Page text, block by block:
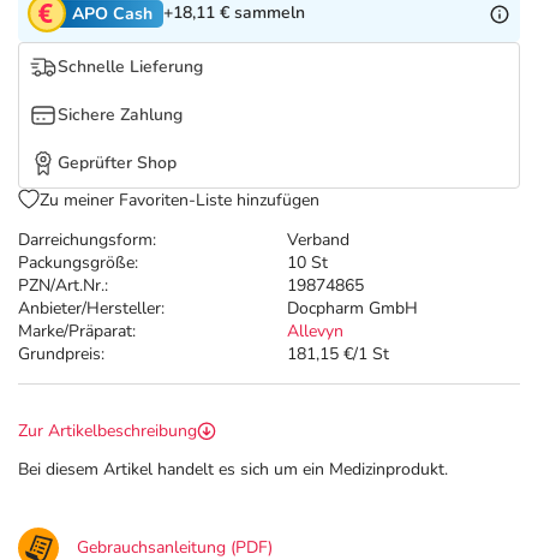
Tierapotheke
Marken
Salus Deals
Darreichungsform:
Verband
Packungsgröße:
10 St
PZN/Art.Nr.:
19874865
Anbieter/Hersteller:
Docpharm GmbH
Marke/Präparat:
Allevyn
Grundpreis:
181,15 €/1 St
APO Cash +18,11 € sammeln
Schnelle Lieferung
Sichere Zahlung
Geprüfter Shop
Zu meiner Favoriten-Liste hinzufügen
Zur Artikelbeschreibung
Bei diesem Artikel handelt es sich um ein Medizinprodukt.
Gebrauchsanleitung (PDF)